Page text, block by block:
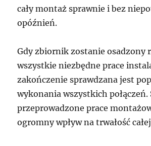
cały montaż sprawnie i bez
opóźnień.
Gdy zbiornik zostanie osadzony
wszystkie niezbędne prace
zakończenie sprawdzana jest
wykonania wszystkich połączeń.
przeprowadzone prace
ogromny wpływ na trwałość